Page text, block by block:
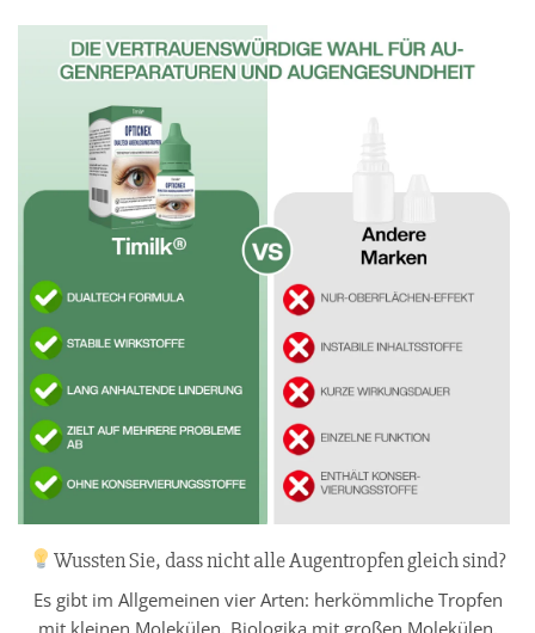
Wussten Sie, dass nicht alle Augentropfen gleich sind?
Es gibt im Allgemeinen vier Arten: herkömmliche Tropfen